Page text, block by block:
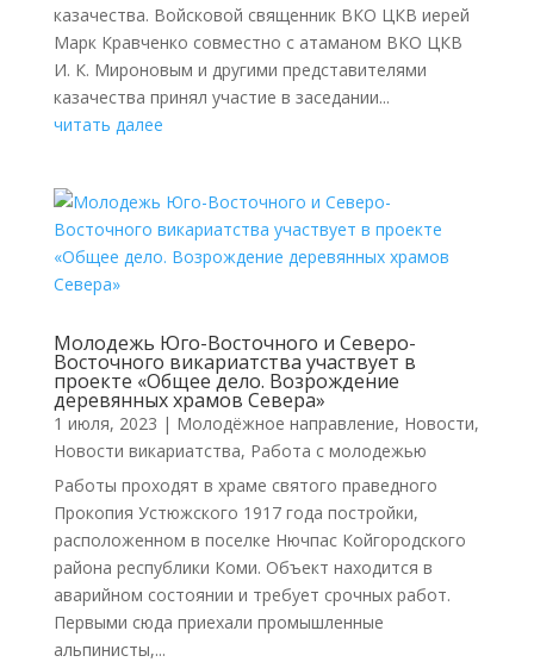
казачества. Войсковой священник ВКО ЦКВ иерей
Марк Кравченко совместно с атаманом ВКО ЦКВ
И. К. Мироновым и другими представителями
казачества принял участие в заcедании...
читать далее
Молодежь Юго-Восточного и Северо-
Восточного викариатства участвует в
проекте «Общее дело. Возрождение
деревянных храмов Севера»
1 июля, 2023 | Молодёжное направление, Новости,
Новости викариатства, Работа с молодежью
Работы проходят в храме святого праведного
Прокопия Устюжского 1917 года постройки,
расположенном в поселке Нючпас Койгородского
района республики Коми. Объект находится в
аварийном состоянии и требует срочных работ.
Первыми сюда приехали промышленные
альпинисты,...